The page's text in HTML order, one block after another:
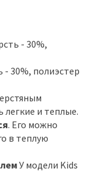
- 30%,
30%, полиэстер
легкие и теплые.
. Его можно
в теплую
У модели Kids